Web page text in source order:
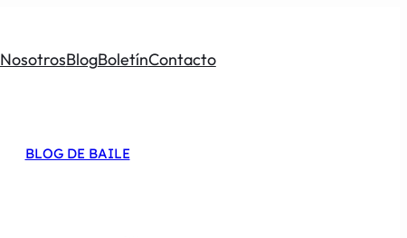
NosotrosBlogBoletínContacto
BLOG DE BAILE